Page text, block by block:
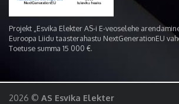
Projekt „Esvika Elekter AS-i E-veoselehe
Euroopa Liidu taasterahastu NextGenerationEU
Toetuse summa 15 000 €.
2026 © AS Esvika Elekter